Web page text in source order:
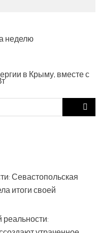
неделю
в Крыму, вместе с
Search
Севастопольская
итоги своей
реальности: